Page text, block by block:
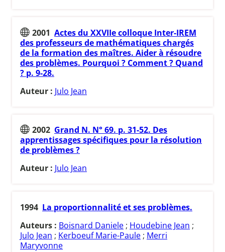
2001 Actes du XXVIIe colloque Inter-IREM
des professeurs de mathématiques chargés
de la formation des maîtres. Aider à résoudre
des problèmes. Pourquoi ? Comment ? Quand
? p. 9-28.
Auteur : Julo Jean
2002 Grand N. N° 69. p. 31-52. Des
apprentissages spécifiques pour la résolution
de problèmes ?
Auteur : Julo Jean
1994 La proportionnalité et ses problèmes.
Auteurs : Boisnard Daniele ; Houdebine Jean ;
Julo Jean ; Kerboeuf Marie-Paule ; Merri
Maryvonne